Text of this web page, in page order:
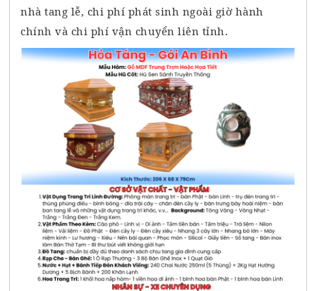
nhà tang lễ, chi phí phát sinh ngoài giờ hành
chính và chi phí vận chuyển liên tỉnh.